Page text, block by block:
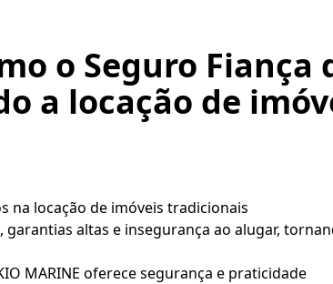
o Seguro Fiança
a locação de
na locação de imóveis tradicionais
altas e insegurança ao alugar,
MARINE oferece segurança e praticidade